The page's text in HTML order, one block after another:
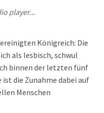
player...
Königreich: Die
als lesbisch, schwul
binnen der letzten fünf
die Zunahme dabei auf
Menschen